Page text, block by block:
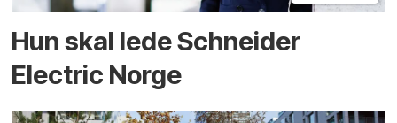
Hun skal lede Schneider
Electric Norge